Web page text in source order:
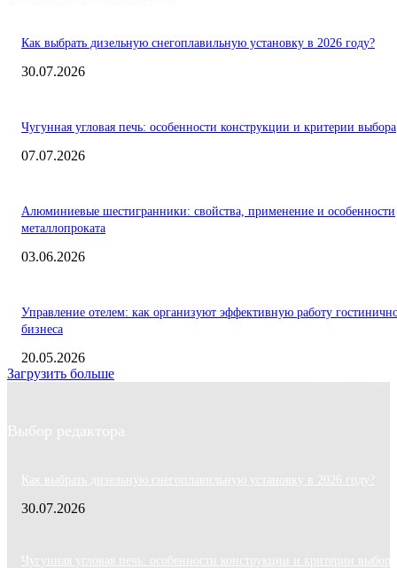
Как выбрать дизельную снегоплавильную установку в 2026 году?
30.07.2026
Чугунная угловая печь: особенности конструкции и критерии выбора
07.07.2026
Алюминиевые шестигранники: свойства, применение и особенности
металлопроката
03.06.2026
Управление отелем: как организуют эффективную работу
бизнеса
20.05.2026
Загрузить больше
Выбор редактора
Как выбрать дизельную снегоплавильную установку в 2026 году?
30.07.2026
Чугунная угловая печь: особенности конструкции и критерии выбора